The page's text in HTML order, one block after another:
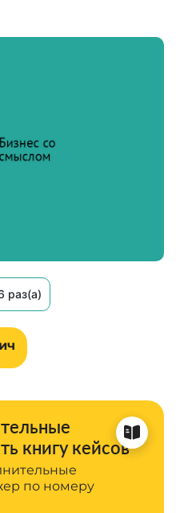
раз(а)
книгу кейсов
по номеру